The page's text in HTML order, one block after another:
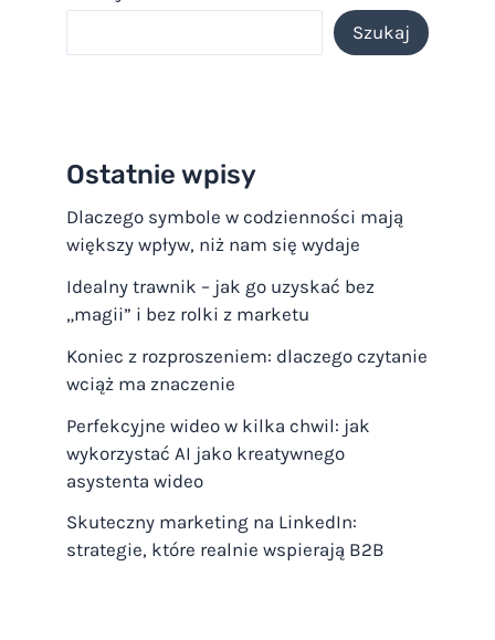
Szukaj
Ostatnie wpisy
Dlaczego symbole w codzienności mają
większy wpływ, niż nam się wydaje
Idealny trawnik – jak go uzyskać bez
„magii” i bez rolki z marketu
Koniec z rozproszeniem: dlaczego czytanie
wciąż ma znaczenie
Perfekcyjne wideo w kilka chwil: jak
wykorzystać AI jako kreatywnego
asystenta wideo
Skuteczny marketing na LinkedIn:
strategie, które realnie wspierają B2B